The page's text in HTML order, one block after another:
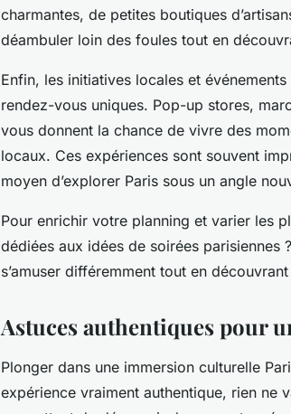
charmantes, de petites boutiques
déambuler loin des foules tout en
Enfin, les initiatives locales et
rendez-vous uniques. Pop-up stores,
vous donnent la chance de vivre des
locaux. Ces expériences sont souvent
moyen d’explorer Paris sous un angle
Pour enrichir votre planning et varier les
dédiées aux idées de soirées parisiennes
s’amuser différemment tout en
Astuces authentiques pour
Plonger dans une immersion culturelle
expérience vraiment authentique, rien ne